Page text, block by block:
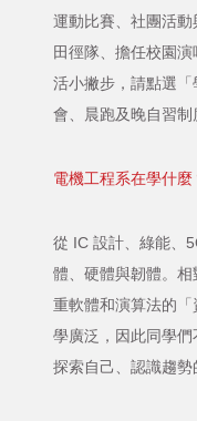
運動比賽、社團活
田徑隊、擔任校園
活小撇步，請點選
會、晨跑及晚自習制
電機工程系在學什麼
從 IC 設計、綠能、
體、硬體與韌體。
重軟體和演算法的
學廣泛，因此同學
探索自己、認識趨勢